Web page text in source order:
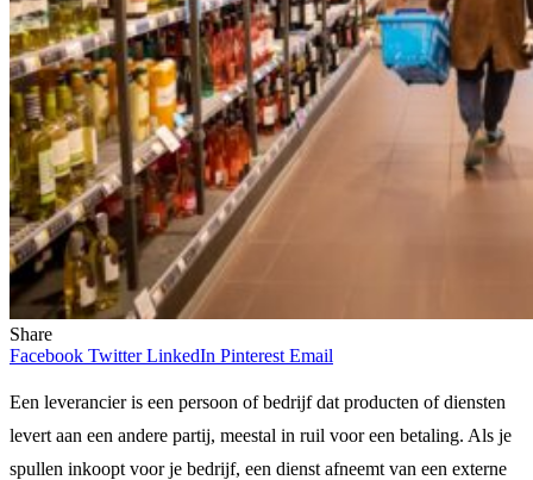
Share
Facebook Twitter LinkedIn Pinterest Email
Een leverancier is een persoon of bedrijf dat producten of diensten
levert aan een andere partij, meestal in ruil voor een betaling. Als je
spullen inkoopt voor je bedrijf, een dienst afneemt van een externe